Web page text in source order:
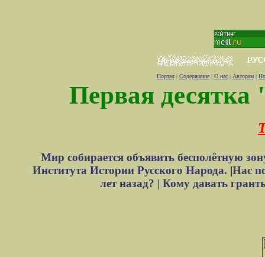
Портал| Содержание| О нас| Авторам|
Первая десятка
Мир собирается объявить бесполётную
Института Истории Русского Народа. |Нас
лет назад? | Кому давать